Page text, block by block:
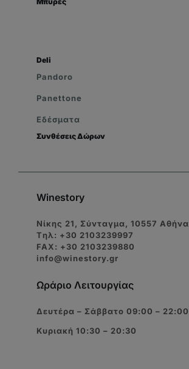
Deli
Pandoro
Panettone
Εδέσματα
Συνθέσεις Δώρων
Winestory
Νίκης 21, Σύνταγμα, 10557 Αθήνα
Tηλ: +30 2103239997
FAX: +30 2103239880
info@winestory.gr
Ωράριο Λειτουργίας
Δευτέρα – Σάββατο 09:00 – 22:00
Κυριακή 10:30 – 20:30